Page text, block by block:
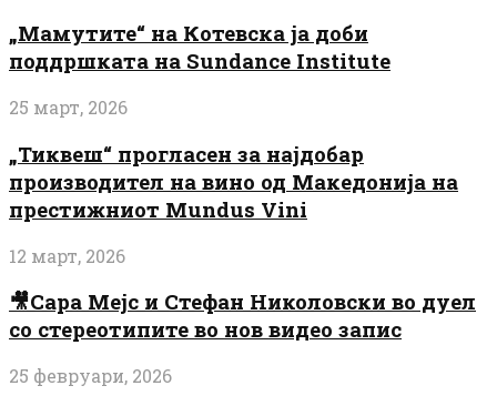
„Мамутите“ на Котевска ја доби
поддршката на Sundance Institute
25 март, 2026
„Тиквеш“ прогласен за најдобар
производител на вино од Македонија на
престижниот Mundus Vini
12 март, 2026
🎥Сара Мејс и Стефан Николовски во дуел
со стереотипите во нов видео запис
25 февруари, 2026